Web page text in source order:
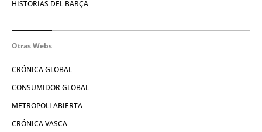
HISTORIAS DEL BARÇA
Otras Webs
CRÓNICA GLOBAL
CONSUMIDOR GLOBAL
METROPOLI ABIERTA
CRÓNICA VASCA